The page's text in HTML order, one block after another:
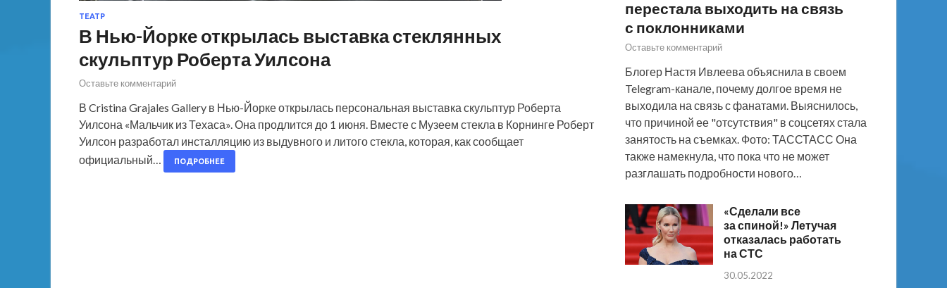
ТЕАТР
В Нью-Йорке открылась выставка стеклянных
скульптур Роберта Уилсона
Оставьте комментарий
В Cristina Grajales Gallery в Нью-Йорке открылась персональная выставка скульптур Роберта
Уилсона «Мальчик из Техаса». Она продлится до 1 июня. Вместе с Музеем стекла в Корнинге Роберт
Уилсон разработал инсталляцию из выдувного и литого стекла, которая, как сообщает
официальный…
ПОДРОБНЕЕ
перестала выходить на связь
с поклонниками
Оставьте комментарий
Блогер Настя Ивлеева объяснила в своем
Telegram-канале, почему долгое время не
выходила на связь с фанатами. Выяснилось,
что причиной ее "отсутствия" в соцсетях стала
занятость на съемках. Фото: ТАССТАСС Она
также намекнула, что пока что не может
разглашать подробности нового…
«Сделали все
за спиной!» Летучая
отказалась работать
на СТС
30.05.2022